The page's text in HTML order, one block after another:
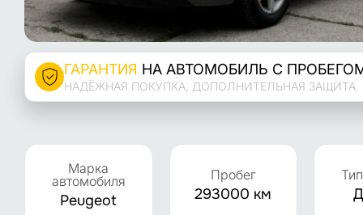
ГАРАНТИЯ НА АВТОМОБИЛЬ С
НАДЁЖНАЯ ПОКУПКА, ДОПОЛНИТЕЛЬНАЯ ЗАЩИТА
Марка
автомобиля
Peugeot
Пробег
293000 км